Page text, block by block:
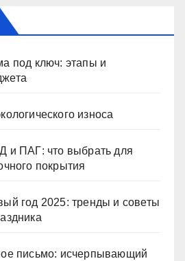
под ключ: этапы и
износа
и ПАГ: что выбрать для
покрытия
год 2025: тренды и советы
письмо: исчерпывающий